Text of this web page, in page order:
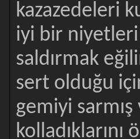
kazazedeleri
iyi bir niyetleri
saldırmak
sert olduğu
gemiyi